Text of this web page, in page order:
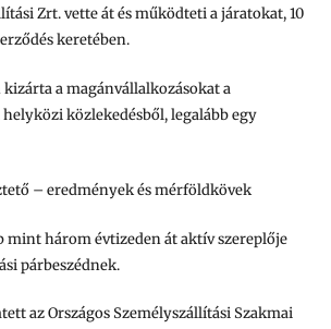
Zrt.vette át és működteti a járatokat,10
keretében.
kizárta a magánvállalkozásokat a
közlekedésből, legalább egy
– eredmények és mérföldkövek
mint három évtizeden át aktív szereplője
párbeszédnek.
azOrszágos Személyszállítási Szakmai